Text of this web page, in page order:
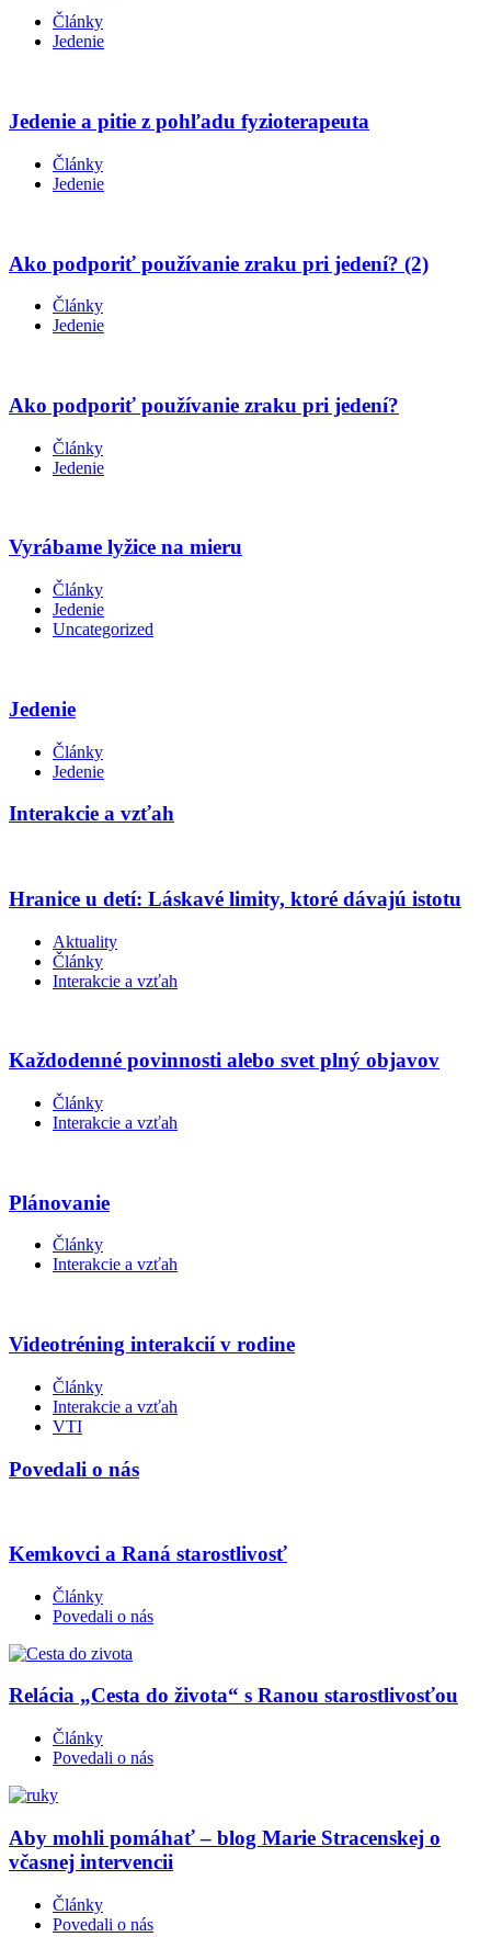
Články
Jedenie
Jedenie a pitie z pohľadu fyzioterapeuta
Články
Jedenie
Ako podporiť používanie zraku pri jedení? (2)
Články
Jedenie
Ako podporiť používanie zraku pri jedení?
Články
Jedenie
Vyrábame lyžice na mieru
Články
Jedenie
Uncategorized
Jedenie
Články
Jedenie
Interakcie a vzťah
Hranice u detí: Láskavé limity, ktoré dávajú istotu
Aktuality
Články
Interakcie a vzťah
Každodenné povinnosti alebo svet plný objavov
Články
Interakcie a vzťah
Plánovanie
Články
Interakcie a vzťah
Videotréning interakcií v rodine
Články
Interakcie a vzťah
VTI
Povedali o nás
Kemkovci a Raná starostlivosť
Články
Povedali o nás
Relácia „Cesta do života“ s Ranou starostlivosťou
Články
Povedali o nás
Aby mohli pomáhať – blog Marie Stracenskej o
včasnej intervencii
Články
Povedali o nás